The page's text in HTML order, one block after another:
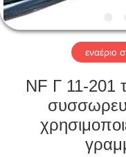
ΠΕΡΊΠΟΥ
ΕΜΕΊΣ
ΓΎΡΟΣ
ΠΟΙΟΤΙΚΌΣ
εναέριο
NF Γ 11-201